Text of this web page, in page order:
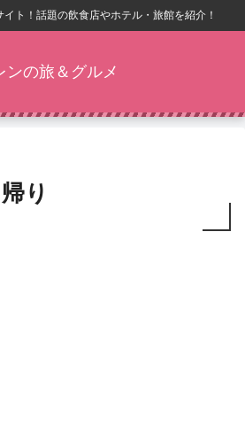
ト！話題の飲食店やホテル・旅館を紹介！
ンの旅＆グルメ
り